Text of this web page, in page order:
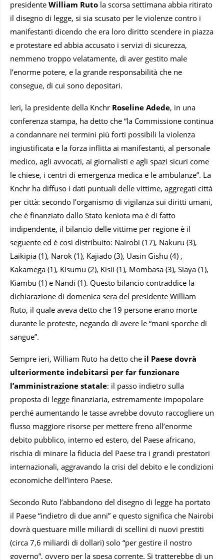
presidente William Ruto la scorsa settimana abbia ritirato
il disegno di legge, si sia scusato per le violenze contro i
manifestanti dicendo che era loro diritto scendere in piazza
e protestare ed abbia accusato i servizi di sicurezza,
nemmeno troppo velatamente, di aver gestito male
l’enorme potere, e la grande responsabilità che ne
consegue, di cui sono depositari.
Ieri, la presidente della Knchr Roseline Adede, in una
conferenza stampa, ha detto che “la Commissione continua
a condannare nei termini più forti possibili la violenza
ingiustificata e la forza inflitta ai manifestanti, al personale
medico, agli avvocati, ai giornalisti e agli spazi sicuri come
le chiese, i centri di emergenza medica e le ambulanze”. La
Knchr ha diffuso i dati puntuali delle vittime, aggregati città
per città: secondo l’organismo di vigilanza sui diritti umani,
che è finanziato dallo Stato keniota ma è di fatto
indipendente, il bilancio delle vittime per regione è il
seguente ed è così distribuito: Nairobi (17), Nakuru (3),
Laikipia (1), Narok (1), Kajiado (3), Uasin Gishu (4) ,
Kakamega (1), Kisumu (2), Kisii (1), Mombasa (3), Siaya (1),
Kiambu (1) e Nandi (1). Questo bilancio contraddice la
dichiarazione di domenica sera del presidente William
Ruto, il quale aveva detto che 19 persone erano morte
durante le proteste, negando di avere le “mani sporche di
sangue”.
Sempre ieri, William Ruto ha detto che il Paese dovrà
ulteriormente indebitarsi per far funzionare
l’amministrazione statale: il passo indietro sulla
proposta di legge finanziaria, estremamente impopolare
perché aumentando le tasse avrebbe dovuto raccogliere un
flusso maggiore risorse per mettere freno all’enorme
debito pubblico, interno ed estero, del Paese africano,
rischia di minare la fiducia del Paese tra i grandi prestatori
internazionali, aggravando la crisi del debito e le condizioni
economiche dell’intero Paese.
Secondo Ruto l’abbandono del disegno di legge ha portato
il Paese “indietro di due anni” e questo significa che Nairobi
dovrà questuare mille miliardi di scellini di nuovi prestiti
(circa 7,6 miliardi di dollari) solo “per gestire il nostro
governo”, ovvero per la spesa corrente. Si tratterebbe di un